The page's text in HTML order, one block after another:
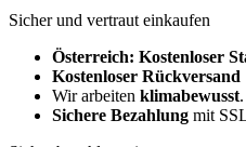
Sicher und vertraut einkaufen
Österreich: Kostenloser
Kostenloser Rückversand
Wir arbeiten klimabewusst.
Sichere Bezahlung mit